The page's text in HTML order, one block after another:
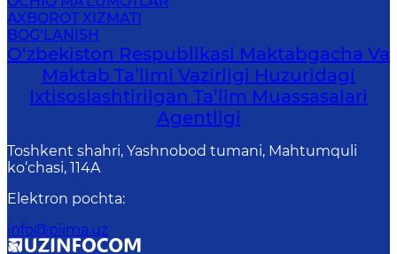
AXBOROT XIZMATI
BOG‘LANISH
O‘zbekiston Respublikasi Maktabgacha Va
Maktab Ta’limi Vazirligi Huzuridagi
Ixtisoslashtirilgan Ta’lim Muassasalari
Agentligi
Toshkent shahri, Yashnobod tumani, Mahtumquli
ko‘chasi, 114A
Elektron pochta:
info@piima.uz